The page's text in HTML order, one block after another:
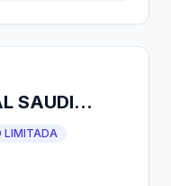
SAUDI
LIMITADA